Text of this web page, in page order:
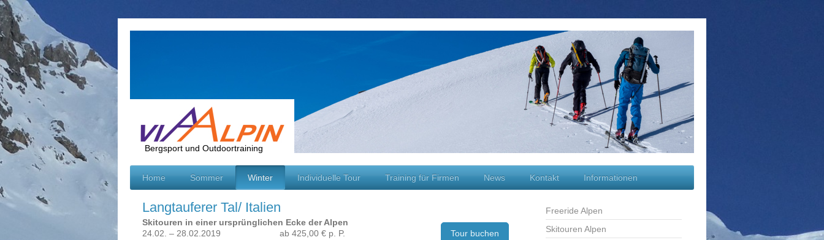
Bergsport und Outdoortraining
Home Sommer Winter Individuelle Tour Training für Firmen News Kontakt Informationen
Langtauferer Tal/ Italien
Skitouren in einer ursprünglichen Ecke der Alpen
24.02. – 28.02.2019 ab 425,00 € p. P.
Tour buchen
Freeride Alpen
Skitouren Alpen